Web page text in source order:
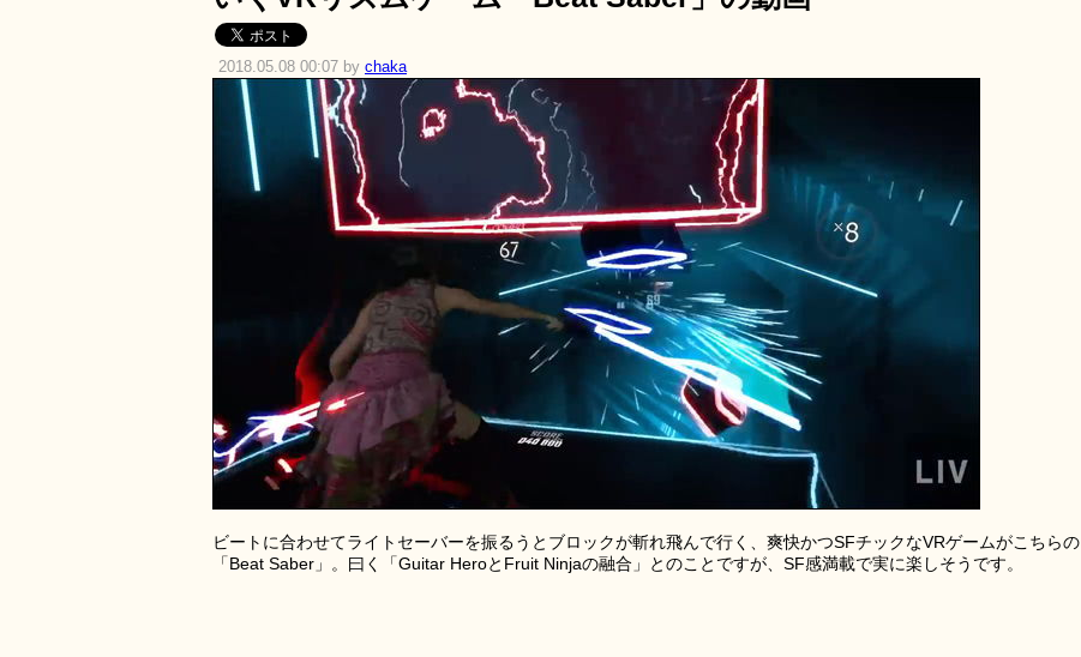
2018.05.08 00:07 by chaka
ビートに合わせてライトセーバーを振るうとブロックが斬れ飛んで行く、爽快かつSFチックなVRゲームがこちらの
「Beat Saber」。曰く「Guitar HeroとFruit Ninjaの融合」とのことですが、SF感満載で実に楽しそうです。